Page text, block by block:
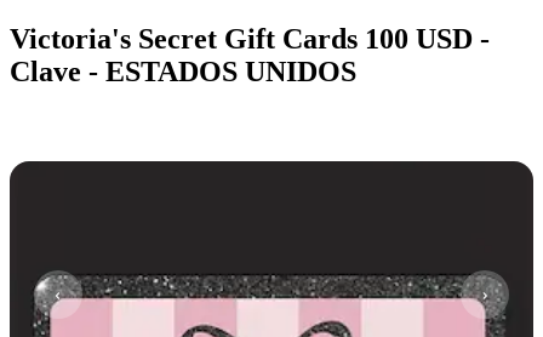
Victoria's Secret Gift Cards 100 USD -
Clave - ESTADOS UNIDOS